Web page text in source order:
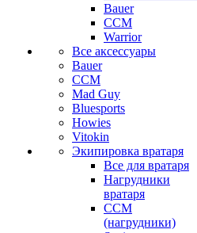
Bauer
CCM
Warrior
Все аксессуары
Bauer
CCM
Mad Guy
Bluesports
Howies
Vitokin
Экипировка вратаря
Все для вратаря
Нагрудники
вратаря
CCM
(нагрудники)